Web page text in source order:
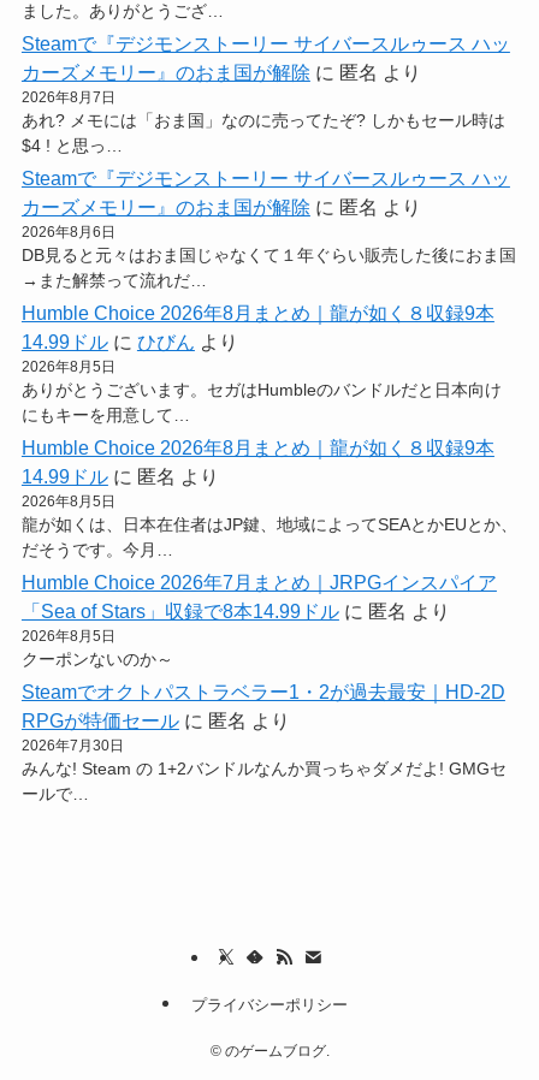
ました。ありがとうござ…
Steamで『デジモンストーリー サイバースルゥース ハッ
カーズメモリー』のおま国が解除 に 匿名 より
2026年8月7日
あれ? メモには「おま国」なのに売ってたぞ? しかもセール時は
$4 ! と思っ…
Steamで『デジモンストーリー サイバースルゥース ハッ
カーズメモリー』のおま国が解除 に 匿名 より
2026年8月6日
DB見ると元々はおま国じゃなくて１年ぐらい販売した後におま国
→また解禁って流れだ…
Humble Choice 2026年8月まとめ｜龍が如く８収録9本
14.99ドルに ひびん より
2026年8月5日
ありがとうございます。セガはHumbleのバンドルだと日本向け
にもキーを用意して…
Humble Choice 2026年8月まとめ｜龍が如く８収録9本
14.99ドルに 匿名 より
2026年8月5日
龍が如くは、日本在住者はJP鍵、地域によってSEAとかEUとか、
だそうです。今月…
Humble Choice 2026年7月まとめ｜JRPGインスパイア
「Sea of Stars」収録で8本14.99ドルに 匿名 より
2026年8月5日
クーポンないのか～
Steamでオクトパストラベラー1・2が過去最安｜HD-2D
RPGが特価セールに 匿名 より
2026年7月30日
みんな! Steam の 1+2バンドルなんか買っちゃダメだよ! GMGセ
ールで…
プライバシーポリシー
©のゲームブログ.